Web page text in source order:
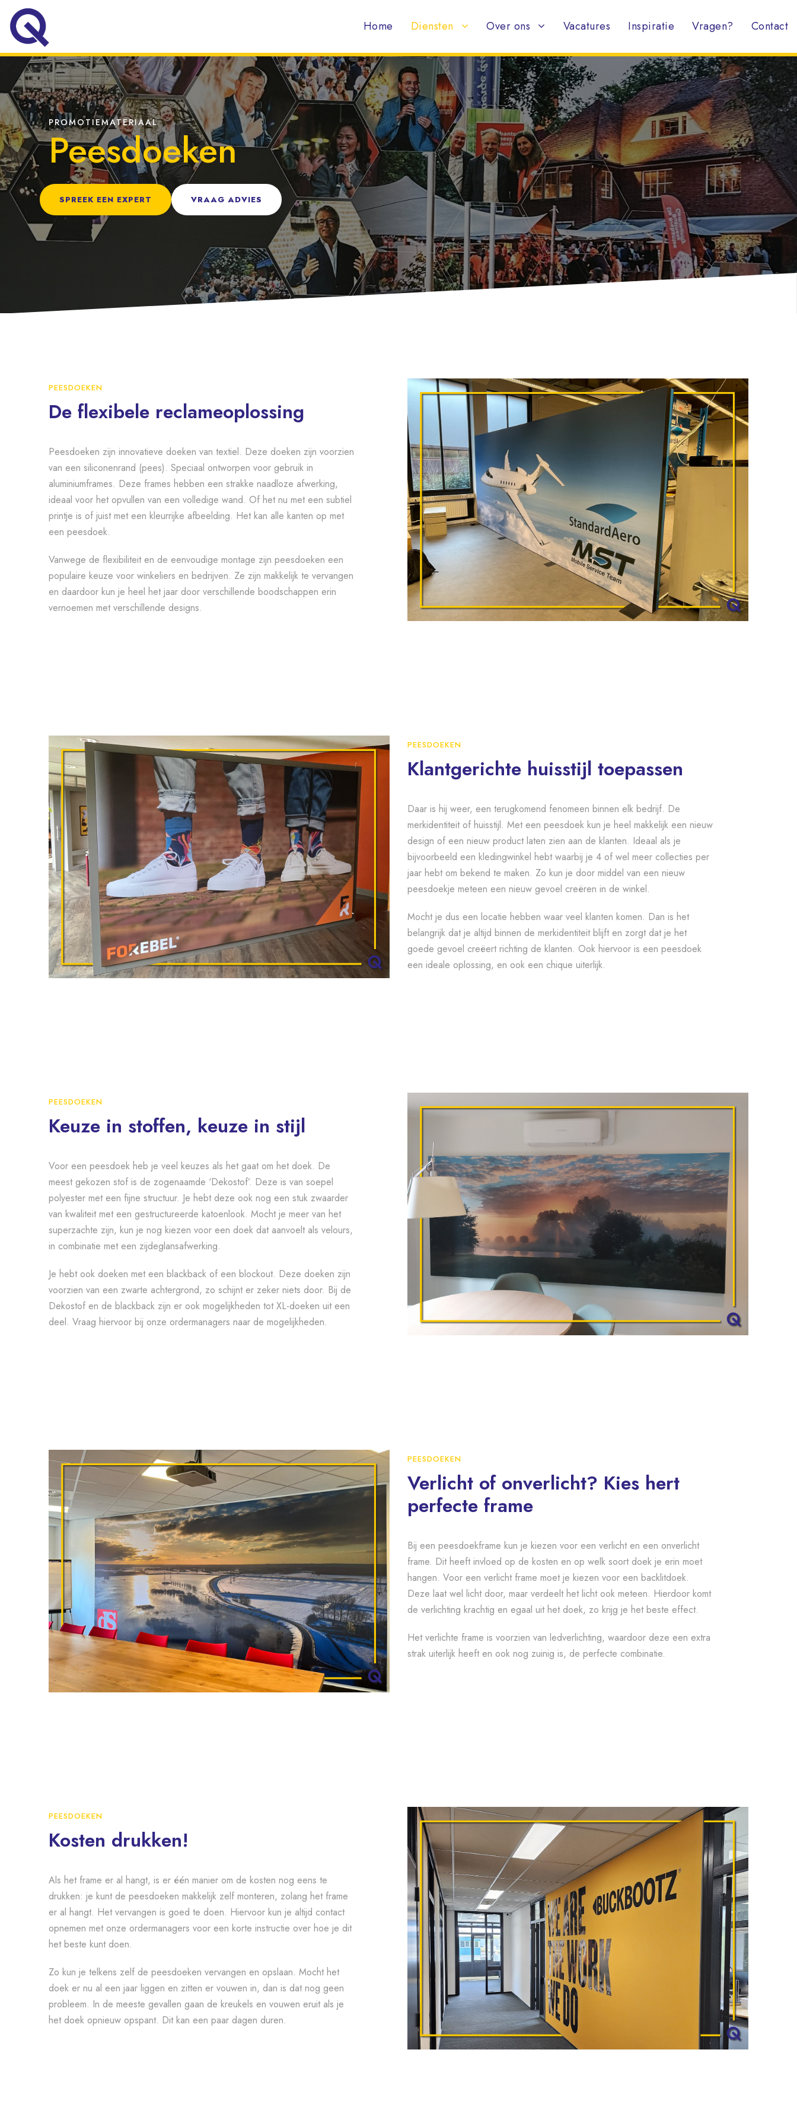
Home Diensten Over ons Vacatures Inspiratie Vragen? Contact
PROMOTIEMATERIAAL
Peesdoeken
SPREEK EEN EXPERT VRAAG ADVIES
PEESDOEKEN
De flexibele reclameoplossing
Peesdoeken zijn innovatieve doeken van textiel. Deze doeken zijn voorzien
van een siliconenrand (pees). Speciaal ontworpen voor gebruik in
aluminiumframes. Deze frames hebben een strakke naadloze afwerking,
ideaal voor het opvullen van een volledige wand. Of het nu met een subtiel
printje is of juist met een kleurrijke afbeelding. Het kan alle kanten op met
een peesdoek.
Vanwege de flexibiliteit en de eenvoudige montage zijn peesdoeken een
populaire keuze voor winkeliers en bedrijven. Ze zijn makkelijk te vervangen
en daardoor kun je heel het jaar door verschillende boodschappen erin
vernoemen met verschillende designs.
PEESDOEKEN
Klantgerichte huisstijl toepassen
Daar is hij weer, een terugkomend fenomeen binnen elk bedrijf. De
merkidentiteit of huisstijl. Met een peesdoek kun je heel makkelijk een nieuw
design of een nieuw product laten zien aan de klanten. Ideaal als je
bijvoorbeeld een kledingwinkel hebt waarbij je 4 of wel meer collecties per
jaar hebt om bekend te maken. Zo kun je door middel van een nieuw
peesdoekje meteen een nieuw gevoel creëren in de winkel.
Mocht je dus een locatie hebben waar veel klanten komen. Dan is het
belangrijk dat je altijd binnen de merkidentiteit blijft en zorgt dat je het
goede gevoel creëert richting de klanten. Ook hiervoor is een peesdoek
een ideale oplossing, en ook een chique uiterlijk.
PEESDOEKEN
Keuze in stoffen, keuze in stijl
Voor een peesdoek heb je veel keuzes als het gaat om het doek. De
meest gekozen stof is de zogenaamde ‘Dekostof’. Deze is van soepel
polyester met een fijne structuur. Je hebt deze ook nog een stuk zwaarder
van kwaliteit met een gestructureerde katoenlook. Mocht je meer van het
superzachte zijn, kun je nog kiezen voor een doek dat aanvoelt als velours,
in combinatie met een zijdeglansafwerking.
Je hebt ook doeken met een blackback of een blockout. Deze doeken zijn
voorzien van een zwarte achtergrond, zo schijnt er zeker niets door. Bij de
Dekostof en de blackback zijn er ook mogelijkheden tot XL-doeken uit een
deel. Vraag hiervoor bij onze ordermanagers naar de mogelijkheden.
PEESDOEKEN
Verlicht of onverlicht? Kies hert
perfecte frame
Bij een peesdoekframe kun je kiezen voor een verlicht en een onverlicht
frame. Dit heeft invloed op de kosten en op welk soort doek je erin moet
hangen. Voor een verlicht frame moet je kiezen voor een backlitdoek.
Deze laat wel licht door, maar verdeelt het licht ook meteen. Hierdoor komt
de verlichting krachtig en egaal uit het doek, zo krijg je het beste effect.
Het verlichte frame is voorzien van ledverlichting, waardoor deze een extra
strak uiterlijk heeft en ook nog zuinig is, de perfecte combinatie.
PEESDOEKEN
Kosten drukken!
Als het frame er al hangt, is er één manier om de kosten nog eens te
drukken: je kunt de peesdoeken makkelijk zelf monteren, zolang het frame
er al hangt. Het vervangen is goed te doen. Hiervoor kun je altijd contact
opnemen met onze ordermanagers voor een korte instructie over hoe je dit
het beste kunt doen.
Zo kun je telkens zelf de peesdoeken vervangen en opslaan. Mocht het
doek er nu al een jaar liggen en zitten er vouwen in, dan is dat nog geen
probleem. In de meeste gevallen gaan de kreukels en vouwen eruit als je
het doek opnieuw opspant. Dit kan een paar dagen duren.